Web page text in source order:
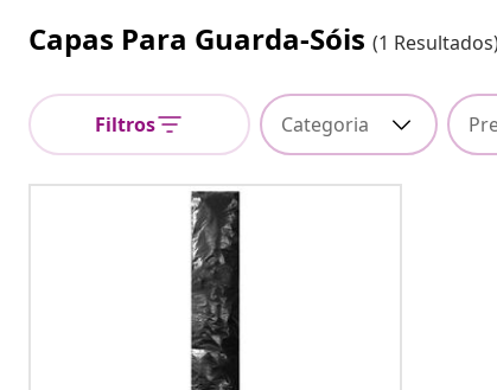
Capas Para Guarda-Sóis (1
Filtros Categoria